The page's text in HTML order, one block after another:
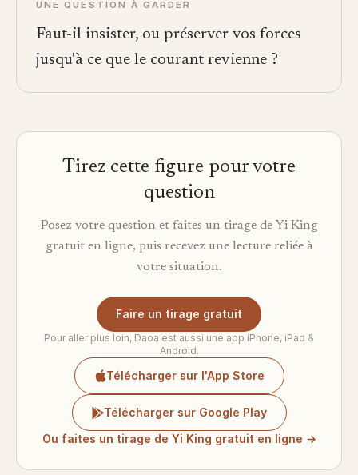
UNE QUESTION À GARDER
Faut-il insister, ou préserver vos forces
jusqu'à ce que le courant revienne ?
Tirez cette figure pour votre
question
Posez votre question et faites un tirage de Yi King
gratuit en ligne, puis recevez une lecture reliée à
votre situation.
Faire un tirage gratuit
Pour aller plus loin, Daoa est aussi une app iPhone, iPad &
Android.
Télécharger sur l'App Store
Télécharger sur Google Play
Ou faites un tirage de Yi King gratuit en ligne →